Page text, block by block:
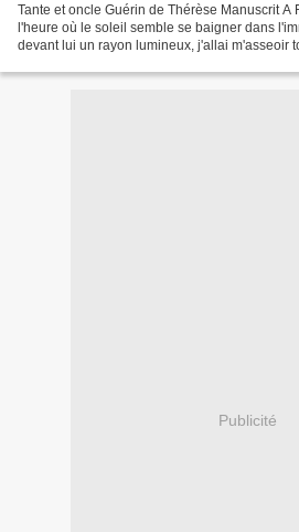
Tante et oncle Guérin de Thérèse Manuscrit A
l'heure où le soleil semble se baigner dans
devant lui un rayon lumineux, j'allai m'asseoir
Publicité